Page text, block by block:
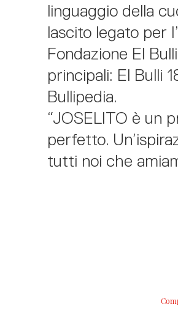
linguaggio della
lascito legato per
Fondazione El
principali: El Bulli
Bullipedia.
“JOSELITO è un
perfetto.
tutti noi che